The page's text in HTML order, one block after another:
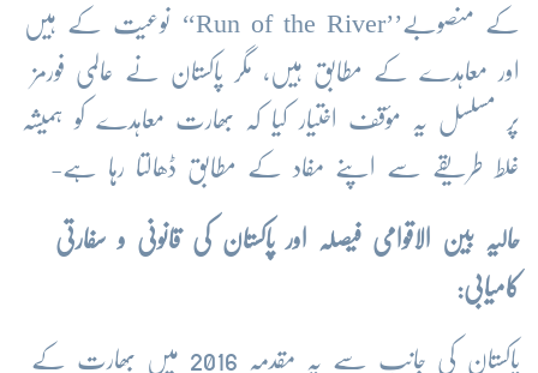
کے منصوبے’’Run of the River‘‘ نوعیت کے ہیں
اور معاہدے کے مطابق ہیں، مگر پاکستان نے عالمی فورمز
پر مسلسل یہ مؤقف اختیار کیا کہ بھارت معاہدے کو ہمیشہ
غلط طریقے سے اپنے مفاد کے مطابق ڈھالتا رہا ہے-
حالیہ بین الاقوامی فیصلہ اور پاکستان کی قانونی و سفارتی
کامیابی:
پاکستان کی جانب سے یہ مقدمہ 2016 میں بھارت کے